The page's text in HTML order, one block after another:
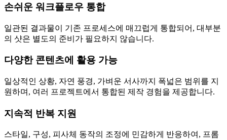
손쉬운 워크플로우 통합
일관된 결과물이 기존 프로세스에 매끄럽게 통합되어, 대부분
의 샷은 별도의 준비가 필요하지 않습니다.
다양한 콘텐츠에 활용 가능
일상적인 상황, 자연 풍경, 가벼운 서사까지 폭넓은 범위를 지
원하며, 여러 프로젝트에서 통합된 제작 경험을 제공합니다.
지속적 반복 지원
스타일, 구성, 피사체 동작의 조정에 민감하게 반응하여, 프롬